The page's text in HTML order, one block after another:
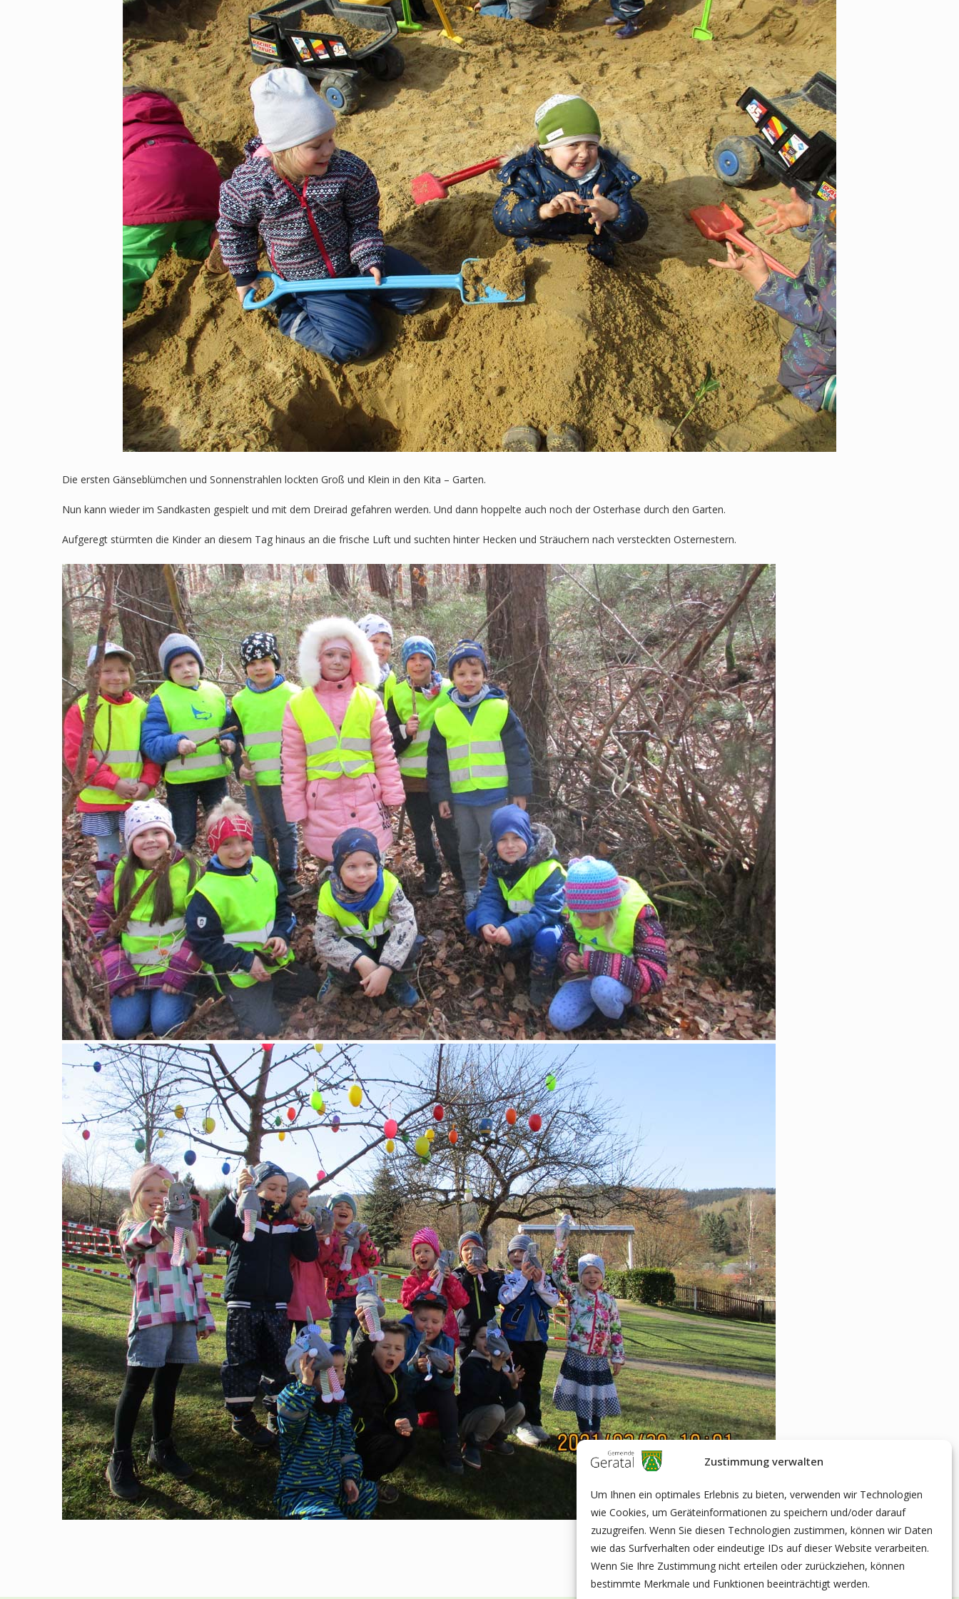
Zustimmung verwalten
Um Ihnen ein optimales Erlebnis zu bieten, verwenden wir Technologien
wie Cookies, um Geräteinformationen zu speichern und/oder darauf
zuzugreifen. Wenn Sie diesen Technologien zustimmen, können wir Daten
wie das Surfverhalten oder eindeutige IDs auf dieser Website verarbeiten.
Wenn Sie Ihre Zustimmung nicht erteilen oder zurückziehen, können
bestimmte Merkmale und Funktionen beeinträchtigt werden.
Die ersten Gänseblümchen und Sonnenstrahlen lockten Groß und Klein in den Kita – Garten.
Nun kann wieder im Sandkasten gespielt und mit dem Dreirad gefahren werden. Und dann hoppelte auch noch der Osterhase durch den Garten.
Aufgeregt stürmten die Kinder an diesem Tag hinaus an die frische Luft und suchten hinter Hecken und Sträuchern nach versteckten Osternestern.